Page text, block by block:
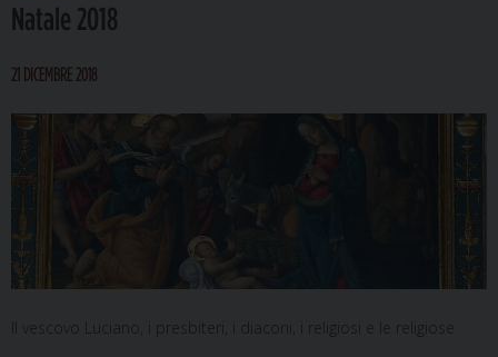
Natale 2018
21 DICEMBRE 2018
Il vescovo Luciano, i presbiteri, i diaconi, i religiosi e le religiose